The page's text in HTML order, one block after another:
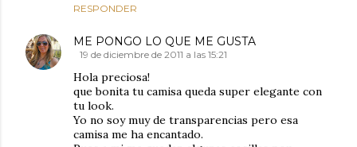
RESPONDER
ME PONGO LO QUE ME GUSTA
19 de diciembre de 2011 a las 15:21
Hola preciosa!
que bonita tu camisa queda super elegante con
tu look.
Yo no soy muy de transparencias pero esa
camisa me ha encantado.